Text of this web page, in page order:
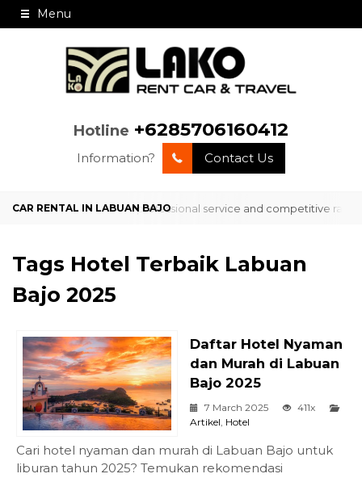
Menu
Hotline +6285706160412
Information? Contact Us
in Labuan Bajo with professional service and competitive
Tags Hotel Terbaik Labuan
Bajo 2025
Daftar Hotel Nyaman
dan Murah di Labuan
Bajo 2025
7 March 2025
411x
Artikel, Hotel
Cari hotel nyaman dan murah di Labuan Bajo untuk
liburan tahun 2025? Temukan rekomendasi